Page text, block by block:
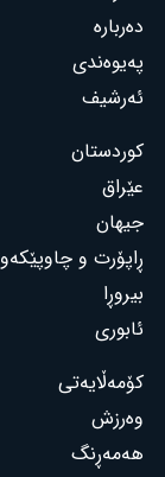
دەربارە
پەیوەندی
ئەرشیف
کوردستان
عێراق
جیهان
ڕاپۆرت و
بیروڕا
ئابوری
کۆمەڵایەتی
وەرزش
هەمەڕنگ